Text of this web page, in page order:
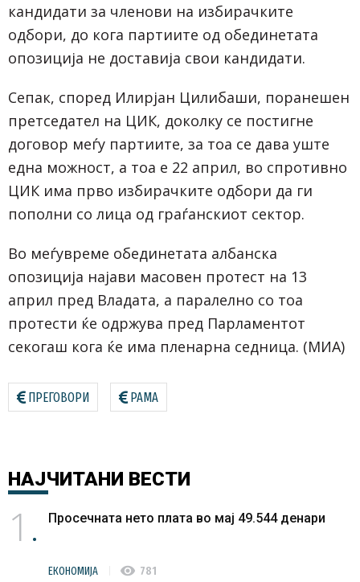
кандидати за членови на избирачките
одбори, до кога партиите од обединетата
опозиција не доставија свои кандидати.
Сепак, според Илирјан Цилибаши, поранешен
претседател на ЦИК, доколку се постигне
договор меѓу партиите, за тоа се дава уште
една можност, а тоа е 22 април, во спротивно
ЦИК има прво избирачките одбори да ги
пополни со лица од граѓанскиот сектор.
Во меѓувреме обединетата албанска
опозиција најави масовен протест на 13
април пред Владата, а паралелно со тоа
протести ќе одржува пред Парламентот
секогаш кога ќе има пленарна седница. (МИА)
ПРЕГОВОРИ РАМА
НАЈЧИТАНИ ВЕСТИ
1 Просечната нето плата во мај 49.544 денари
ЕКОНОМИЈА visibility 781